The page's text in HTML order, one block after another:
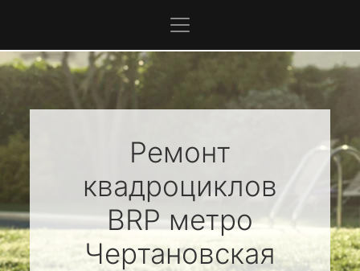
Ремонт
квадроциклов
BRP метро
Чертановская